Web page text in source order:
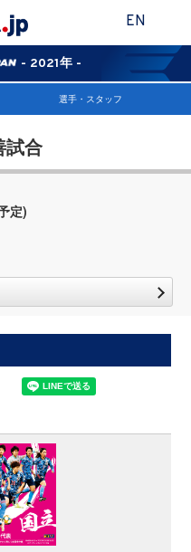
EN
- 2021年 -
選手・スタッフ
試合
定)